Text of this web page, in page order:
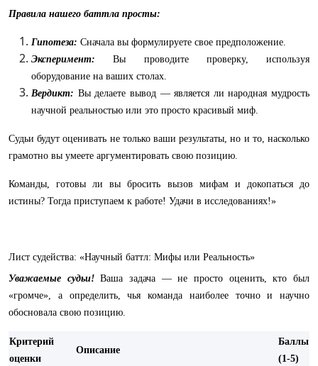
Правила нашего баттла просты:
Гипотеза: Сначала вы формулируете свое предположение.
Эксперимент: Вы проводите проверку, используя
оборудование на ваших столах.
Вердикт: Вы делаете вывод — является ли народная мудрость
научной реальностью или это просто красивый миф.
Судьи будут оценивать не только ваши результаты, но и то, насколько
грамотно вы умеете аргументировать свою позицию.
Команды, готовы ли вы бросить вызов мифам и докопаться до
истины? Тогда приступаем к работе! Удачи в исследованиях!»
Лист судейства: «Научный баттл: Мифы или Реальность»
Уважаемые судьи!Ваша задача — не просто оценить, кто был
«громче», а определить, чья команда наиболее точно и научно
обосновала свою позицию.
Критерий
оценки
Описание
Баллы
(1-5)